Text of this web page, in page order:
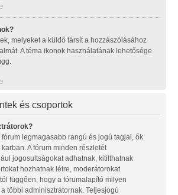
melyeket a küldő társít a hozzászólásához
A téma ikonok használatának lehetősége
és csoportok
legmagasabb rangú és jogú tagjai, ők
A fórum minden részletét
jogosultságokat adhatnak, kitilthatnak
hozhatnak létre, moderátorokat
függően, hogy a fórumalapító milyen
többi adminisztrátornak. Teljesjogú